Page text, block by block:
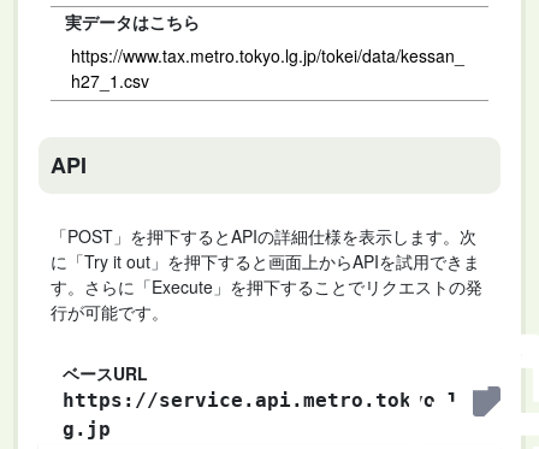
実データはこちら
https://www.tax.metro.tokyo.lg.jp/tokei/data/kessan_
h27_1.csv
API
「POST」を押下するとAPIの詳細仕様を表示します。次
に「Try it out」を押下すると画面上からAPIを試用できま
す。さらに「Execute」を押下することでリクエストの発
行が可能です。
ベースURL
https://service.api.metro.tokyo.l
g.jp